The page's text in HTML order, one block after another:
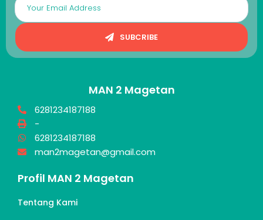
SUBCRIBE
MAN 2 Magetan
6281234187188
-
6281234187188
man2magetan@gmail.com
Profil MAN 2 Magetan
Tentang Kami